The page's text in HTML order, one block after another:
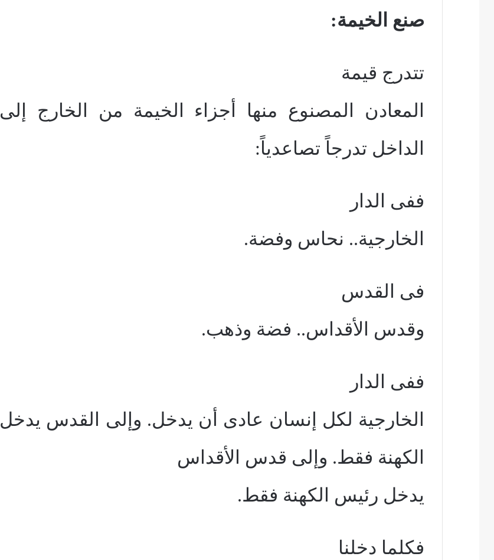
صنع الخيمة:
تتدرج قيمة
المعادن المصنوع منها أجزاء الخيمة من الخارج إلى
الداخل تدرجاً تصاعدياً:
ففى الدار
الخارجية.. نحاس وفضة.
فى القدس
وقدس الأقداس.. فضة وذهب.
ففى الدار
الخارجية لكل إنسان عادى أن يدخل. وإلى القدس يدخل
الكهنة فقط. وإلى قدس الأقداس
يدخل رئيس الكهنة فقط.
فكلما دخلنا